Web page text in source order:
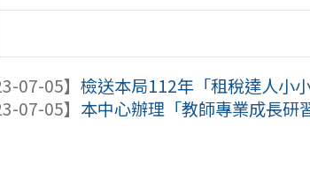
07-05】檢送本局112年「租稅達人小
07-05】 本中心辦理「教師專業成長研